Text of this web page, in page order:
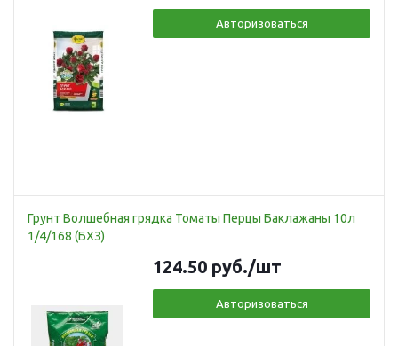
Авторизоваться
Грунт Волшебная грядка Томаты Перцы Баклажаны 10л
1/4/168 (БХЗ)
124.50 руб./шт
Авторизоваться